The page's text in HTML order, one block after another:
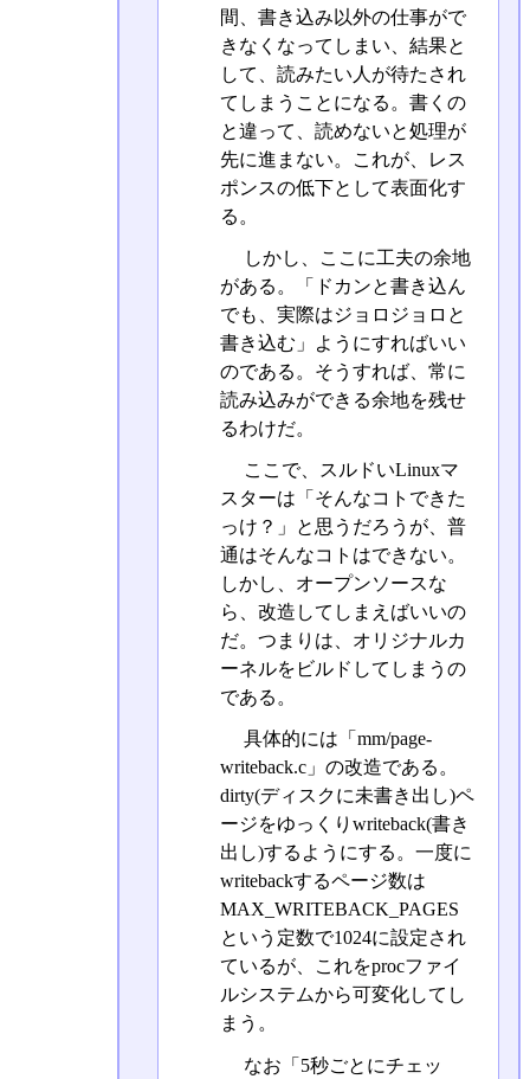
間、書き込み以外の仕事がで
きなくなってしまい、結果と
して、読みたい人が待たされ
てしまうことになる。書くの
と違って、読めないと処理が
先に進まない。これが、レス
ポンスの低下として表面化す
る。
しかし、ここに工夫の余地
がある。「ドカンと書き込ん
でも、実際はジョロジョロと
書き込む」ようにすればいい
のである。そうすれば、常に
読み込みができる余地を残せ
るわけだ。
ここで、スルドいLinuxマ
スターは「そんなコトできた
っけ？」と思うだろうが、普
通はそんなコトはできない。
しかし、オープンソースな
ら、改造してしまえばいいの
だ。つまりは、オリジナルカ
ーネルをビルドしてしまうの
である。
具体的には「mm/page-
writeback.c」の改造である。
dirty(ディスクに未書き出し)ペ
ージをゆっくりwriteback(書き
出し)するようにする。一度に
writebackするページ数は
MAX_WRITEBACK_PAGES
という定数で1024に設定され
ているが、これをprocファイ
ルシステムから可変化してし
まう。
なお「5秒ごとにチェッ